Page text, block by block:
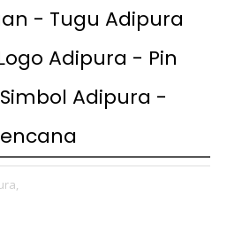
- Tugu Adipura
Adipura - Pin
Adipura -